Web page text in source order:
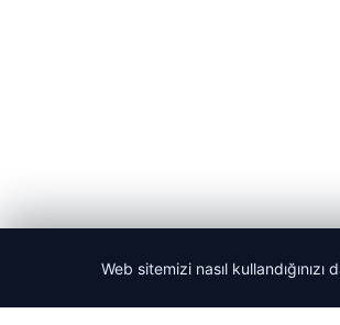
Web sitemizi nasıl